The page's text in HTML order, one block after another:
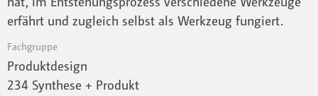
erfährt und zugleich selbst als Werkzeug fungiert.
Fachgruppe
Produktdesign
234 Synthese + Produkt